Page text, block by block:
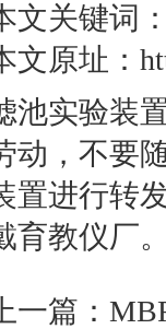
文关键词
文原址：
池实验装
动，不要
置进行转
育教仪厂
上一篇：